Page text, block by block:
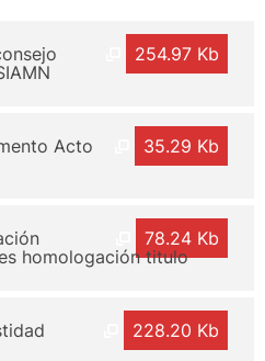
254.97 Kb
35.29 Kb
Acto
78.24 Kb
homologación titulo
228.20 Kb